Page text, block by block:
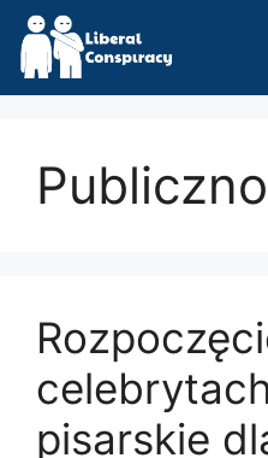
Skip
content
pisarskie